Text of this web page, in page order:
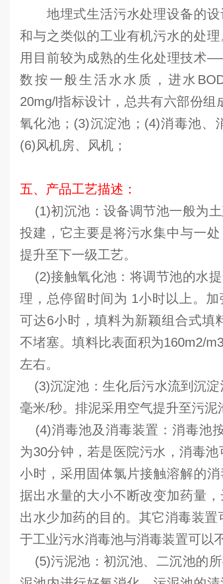
地埋式生活污水处理设备的设
和与之类似的工业有机污水的处
用目前较为成熟的生化处理技术
数按一般生活水水质，进水
20mg/l指标设计，总共有六部份组
氧化池；(3)沉淀池；(4)消毒池、
(6)风机房、风机；
五、产品工艺描述：
(1)初沉池：设备调节池一般为
投建，它主要是将污水集中与一
提升至下一级工艺。
(2)接触氧化池：将调节池的水
理，总停留时间为 1小时以上。
可达6小时，填料为新颖组合式填
不堵塞。填料比表面积为160m2/
左右。
(3)沉淀池：生化后污水流到沉淀
毫米/秒。排泥采用空气提升至污泥
(4)消毒池及消毒装置：消毒池
为30分钟，若是医院污水，消毒
小时，采用固体氯片接触溶解的
据出水量的大小不断改变加药量
出水少加药的目的。其它消毒装
于工业污水消毒池与消毒装置可以
(5)污泥池：初沉池、二沉池的